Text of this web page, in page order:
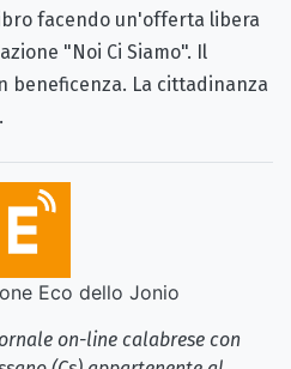
facendo un'offerta libera
"Noi Ci Siamo". Il
beneficenza. La cittadinanza
Eco dello Jonio
on-line calabrese con